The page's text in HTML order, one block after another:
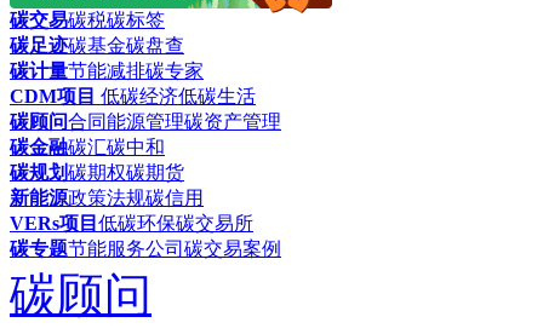
碳交易碳税碳标签
碳足迹碳基金碳盘查
碳计量节能减排碳专家
CDM项目 低碳经济低碳生活
碳顾问合同能源管理碳资产管理
碳金融碳汇碳中和
碳规划碳期权碳期货
新能源政策法规碳信用
VERs项目 低碳环保碳交易所
碳专题节能服务公司 碳交易案例
碳顾问